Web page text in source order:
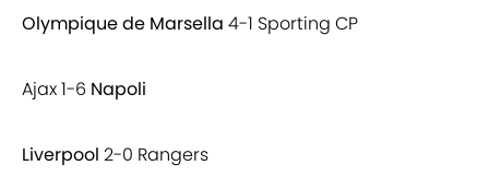
Olympique de Marsella 4-1 Sporting CP
Ajax 1-6 Napoli
Liverpool 2-0 Rangers